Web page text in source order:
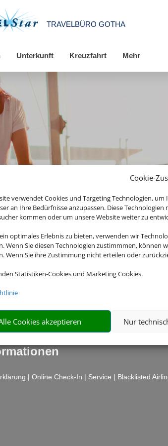
Cookie-
verwendet Cookies und Targeting Technologien,
an Ihre Bedürfnisse anzupassen. Diese
kommen oder um unsere Website weiter zu
optimales Erlebnis zu bieten, verwenden wir
Wenn Sie diesen Technologien zustimmmen, können
Wenn Sie ihre Zustimmung nicht erteilen oder
Statistiken-Cookies und Marketing Cookies.
Cookies akzeptieren Nur
TRAVELBÜRO GOTHA
Unterkunft Kreuzfahrt Mehr
|Online Check-In | Service | Blacklisted